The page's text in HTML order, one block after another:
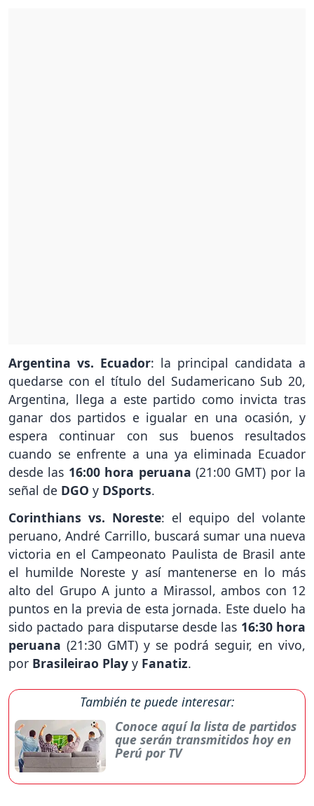
Argentina vs. Ecuador: la principal candidata a
quedarse con el título del Sudamericano Sub 20,
Argentina, llega a este partido como invicta tras
ganar dos partidos e igualar en una ocasión, y
espera continuar con sus buenos resultados
cuando se enfrente a una ya eliminada Ecuador
desde las 16:00 hora peruana (21:00 GMT) por la
señal de DGO y DSports.
Corinthians vs. Noreste: el equipo del volante
peruano, André Carrillo, buscará sumar una nueva
victoria en el Campeonato Paulista de Brasil ante
el humilde Noreste y así mantenerse en lo más
alto del Grupo A junto a Mirassol, ambos con 12
puntos en la previa de esta jornada. Este duelo ha
sido pactado para disputarse desde las 16:30 hora
peruana (21:30 GMT) y se podrá seguir, en vivo,
por Brasileirao Play y Fanatiz.
También te puede interesar:
Conoce aquí la lista de partidos
que serán transmitidos hoy en
Perú por TV